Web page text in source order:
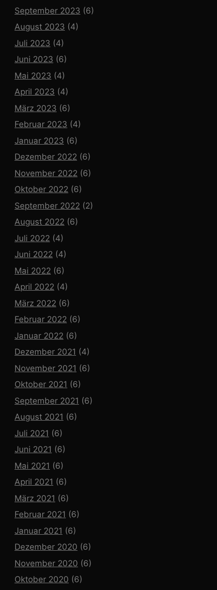
September 2023 (6)
August 2023 (4)
Juli 2023 (4)
Juni 2023 (6)
Mai 2023 (4)
April 2023 (4)
März 2023 (6)
Februar 2023 (4)
Januar 2023 (6)
Dezember 2022 (6)
November 2022 (6)
Oktober 2022 (6)
September 2022 (2)
August 2022 (6)
Juli 2022 (4)
Juni 2022 (4)
Mai 2022 (6)
April 2022 (4)
März 2022 (6)
Februar 2022 (6)
Januar 2022 (6)
Dezember 2021 (4)
November 2021 (6)
Oktober 2021 (6)
September 2021 (6)
August 2021 (6)
Juli 2021 (6)
Juni 2021 (6)
Mai 2021 (6)
April 2021 (6)
März 2021 (6)
Februar 2021 (6)
Januar 2021 (6)
Dezember 2020 (6)
November 2020 (6)
Oktober 2020 (6)